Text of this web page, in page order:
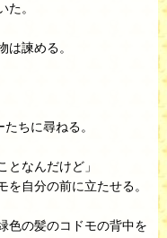
た。
諫める。
ちに尋ねる。
となんだけど」
自分の前に立たせる。
色の髪のコドモの背中を